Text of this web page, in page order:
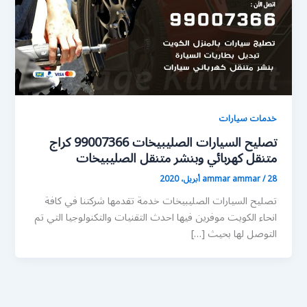
خدمات سيارات
تصليح السيارات الصليبيخات 99007366 كراج
متنقل كهربائي وبنشر متنقل الصليبيخات
ammar ammar/28 أبريل، 2020
تصليح السيارات الصليبيخات خدمة تقدمها شركتنا في كافة
انحاء الكويت موفرين فيها احدث التقنيات والتكنولوجيا التي تم
التوصل لها بحيث […]